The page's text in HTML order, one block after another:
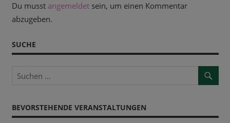
Du musst angemeldetsein, um einen Kommentar
abzugeben.
SUCHE
BEVORSTEHENDE VERANSTALTUNGEN